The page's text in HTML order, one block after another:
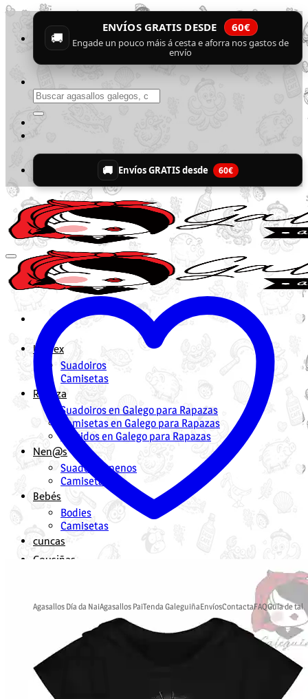
Skip
content
🚚
ENVÍOS GRATIS DESDE 60€
Engade un pouco máis á cesta e aforra nos gastos de
envío
Buscar
por:
🚚 Envíos GRATIS desde 60€
Unisex
Suadoiros
Camisetas
Rapaza
Suadoiros en Galego para Rapazas
Camisetas en Galego para Rapazas
Vestidos en Galego para Rapazas
Nen@s
Suadoiros nenos
Camisetas
Bebés
Bodies
Camisetas
cuncas
Cousiñas
Agasallos Día da NaiAgasallos PaiTenda GaleguiñaEnvíosContactaFAQGuía de